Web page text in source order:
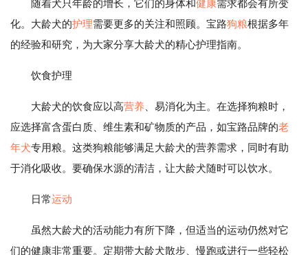
随着犬只年龄的增长，它们的身体和健康需求都会有所变
化。大龄犬的护理需要更多的关注和照顾。宝路狗粮根据多年
的经验和研究，为大家分享大龄犬的精心护理指南。
饮食护理
大龄犬的饮食应以高营养 、易消化为主。在选择狗粮时，
应选择富含蛋白质、维生素和矿物质的产品，如宝路品牌的老
年犬专用粮。这类狗粮能够满足大龄犬的营养需求，同时有助
于消化吸收。要确保水源的清洁，让大龄犬随时可以饮水。
日常运动
虽然大龄犬的活动能力有所下降，但适当的运动仍然对它
们的健康非常重要。定期带大龄犬散步、慢跑或进行一些轻松